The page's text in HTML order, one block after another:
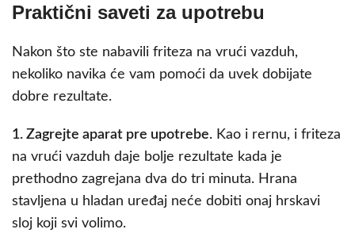
Praktični saveti za upotrebu
Nakon što ste nabavili friteza na vrući vazduh,
nekoliko navika će vam pomoći da uvek dobijate
dobre rezultate.
1. Zagrejte aparat pre upotrebe. Kao i rernu, i friteza
na vrući vazduh daje bolje rezultate kada je
prethodno zagrejana dva do tri minuta. Hrana
stavljena u hladan uređaj neće dobiti onaj hrskavi
sloj koji svi volimo.